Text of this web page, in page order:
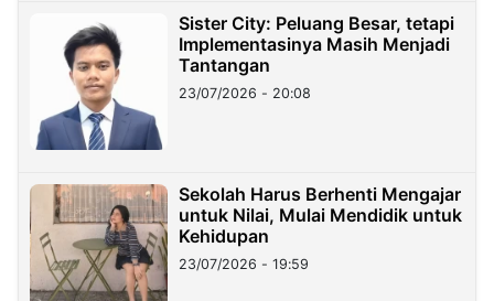
Sister City: Peluang Besar, tetapi
Implementasinya Masih Menjadi
Tantangan
23/07/2026 - 20:08
Sekolah Harus Berhenti Mengajar
untuk Nilai, Mulai Mendidik untuk
Kehidupan
23/07/2026 - 19:59